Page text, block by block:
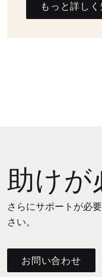
もっと詳しく
助けが
さらにサポートが必
さい。
お問い合わせ